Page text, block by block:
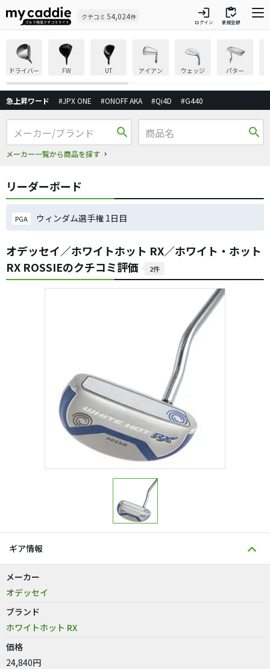
クチコミ 54,024件 login
ログイン
inventory
新規登録
ドライバー FW UT アイアン ウェッジ パター
急上昇ワード #JPX ONE #ONOFF AKA #Qi4D #G440
search
メーカー一覧から商品を探す
search
リーダーボード
PGA ウィンダム選手権 1日目
オデッセイ／ホワイトホット RX／ホワイト・ホット
RX ROSSIEのクチコミ評価
2件
ギア情報
メーカー
オデッセイ
ブランド
ホワイトホット RX
価格
24,840円